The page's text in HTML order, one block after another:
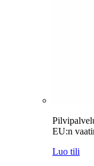
EU:n
Luo tili